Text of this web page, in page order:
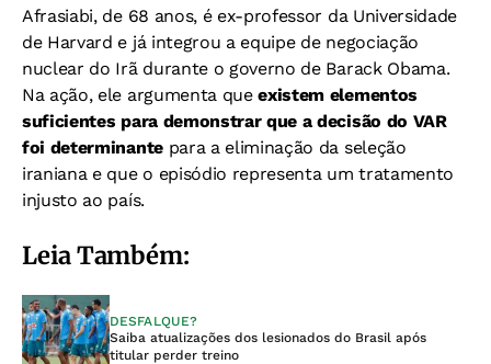
Afrasiabi, de 68 anos, é ex-professor da Universidade
de Harvard e já integrou a equipe de negociação
nuclear do Irã durante o governo de Barack Obama.
Na ação, ele argumenta queexistem elementos
suficientes para demonstrar que a decisão do VAR
foi determinantepara a eliminação da seleção
iraniana e que o episódio representa um tratamento
injusto ao país.
Leia Também:
DESFALQUE?
Saiba atualizações dos lesionados do Brasil após
titular perder treino